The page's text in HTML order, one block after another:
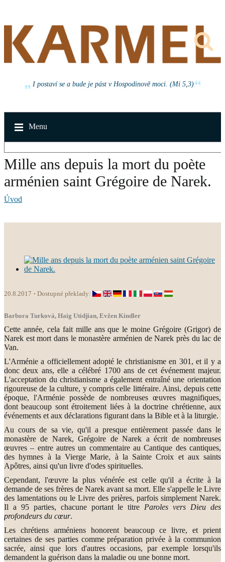
I postaví se a bude je pást v Hospodinově moci. (Mi 5,3)
Menu
Mille ans depuis la mort du poète
arménien saint Grégoire de Narek.
Úvod
20.8.2017 Dostupné překlady:
Barbora Turková, Haig Utidjian, Evžen Kindler
Cette année, cela fait mille ans que le moine Grégoire (Grigor) de
Narek est mort dans le monastère arménien de Narek près du lac de
Van.
L'Arménie a officiellement adopté le christianisme en 301, et il y a
donc deux ans, elle a célébré 1700 ans de cet événement majeur.
L'acceptation du christianisme a également entraîné une orientation
rigoureuse de la culture, y compris celle littéraire. Ainsi, depuis cette
époque, l'Arménie possède de nombreuses œuvres magnifiques,
dont beaucoup sont étroitement liées à la doctrine chrétienne, aux
événements et aux déclarations figurant dans la Bible et à la liturgie.
Au cours de sa vie, qu'il a presque entièrement passée dans le
monastère de Narek, Grégoire de Narek a écrit de nombreuses
œuvres – entre autres un commentaire au Cantique des cantiques,
des hymnes à la Vierge Marie, à la Sainte Croix et aux saints
Apôtres, ainsi qu'un livre d'odes spirituelles.
Cependant, l'œuvre la plus vénérée est celle qu'il a écrite à la
demande de ses frères de Narek avant sa mort. Elle s'appelle le Livre
des lamentations ou le Livre des prières, parfois simplement Narek.
Il a 95 parties, chacune portant le titre Paroles vers Dieu des
profondeurs du cœur.
Les chrétiens arméniens honorent beaucoup ce livre, et prient
certaines de ses parties comme préparation privée à la communion
sacrée, ainsi que lors d'autres occasions, par exemple lorsqu'ils
demandent la guérison dans la maladie ou une bonne mort.